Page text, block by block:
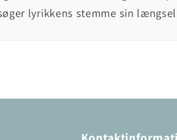
lyrikkens stemme sin